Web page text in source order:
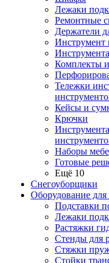
Лежаки
Ремонтные
Держатели
Инструмент
Комплекты
Тележки
Кейсы и
Крючки
Наборы
Готовые
Ещё 10
Снегоуборщики
Оборудование для
Подставки
Лежаки
Растяжки
Стенды для
Стяжки
Стойки